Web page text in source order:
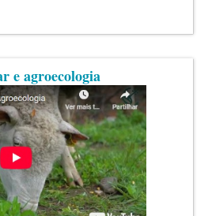
e agroecologia